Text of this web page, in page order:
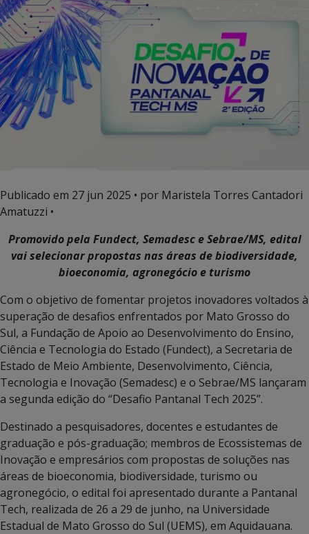
Publicado em 27 jun 2025 • por Maristela Torres Cantadori
Amatuzzi •
Promovido pela Fundect, Semadesc e Sebrae/MS, edital
vai selecionar propostas nas áreas de biodiversidade,
bioeconomia, agronegócio e turismo
Com o objetivo de fomentar projetos inovadores voltados à
superação de desafios enfrentados por Mato Grosso do
Sul, a Fundação de Apoio ao Desenvolvimento do Ensino,
Ciência e Tecnologia do Estado (Fundect), a Secretaria de
Estado de Meio Ambiente, Desenvolvimento, Ciência,
Tecnologia e Inovação (Semadesc) e o Sebrae/MS lançaram
a segunda edição do “Desafio Pantanal Tech 2025”.
Destinado a pesquisadores, docentes e estudantes de
graduação e pós-graduação; membros de Ecossistemas de
Inovação e empresários com propostas de soluções nas
áreas de bioeconomia, biodiversidade, turismo ou
agronegócio, o edital foi apresentado durante a Pantanal
Tech, realizada de 26 a 29 de junho, na Universidade
Estadual de Mato Grosso do Sul (UEMS), em Aquidauana.